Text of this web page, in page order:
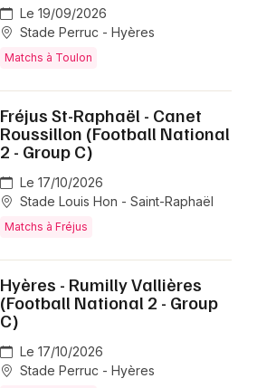
Le 19/09/2026
Stade Perruc - Hyères
Matchs à Toulon
Fréjus St-Raphaël - Canet
Roussillon (Football National
2 - Group C)
Le 17/10/2026
Stade Louis Hon - Saint-Raphaël
Matchs à Fréjus
Hyères - Rumilly Vallières
(Football National 2 - Group
C)
Le 17/10/2026
Stade Perruc - Hyères